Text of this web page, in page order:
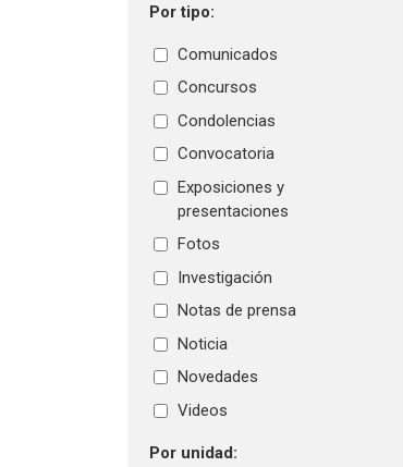
Por tipo:
Comunicados
Concursos
Condolencias
Convocatoria
Exposiciones y
presentaciones
Fotos
Investigación
Notas de prensa
Noticia
Novedades
Videos
Por unidad: